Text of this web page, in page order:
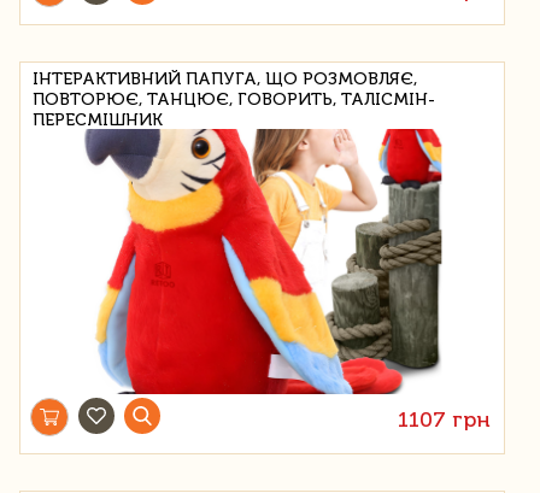
ІНТЕРАКТИВНИЙ ПАПУГА, ЩО РОЗМОВЛЯЄ,
ПОВТОРЮЄ, ТАНЦЮЄ, ГОВОРИТЬ, ТАЛІСМІН-
ПЕРЕСМІШНИК
1107 грн